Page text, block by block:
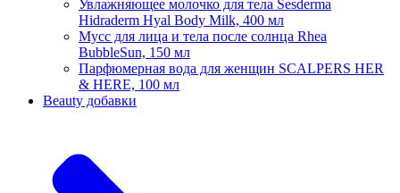
Увлажняющее молочко для тела Sesderma
Hidraderm Hyal Body Milk, 400 мл
Мусс для лица и тела после солнца Rhea
BubbleSun, 150 мл
Парфюмерная вода для женщин SCALPERS HER
& HERE, 100 мл
Beauty добавки